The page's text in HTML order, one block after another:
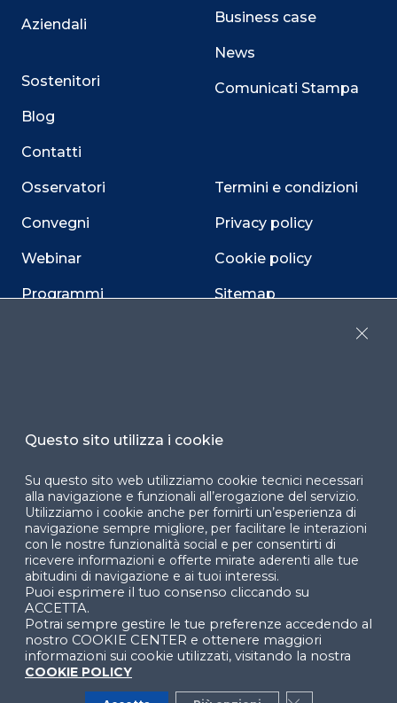
Aziendali
Sostenitori
Blog
Contatti
Osservatori
Convegni
Webinar
Programmi
Business case
News
Comunicati Stampa
Termini e condizioni
Privacy policy
Cookie policy
Sitemap
Facebook LinkedIn
YouTube X
Questo sito utilizza i cookie
Su questo sito web utilizziamo cookie tecnici necessari
alla navigazione e funzionali all’erogazione del servizio.
Utilizziamo i cookie anche per fornirti un’esperienza di
navigazione sempre migliore, per facilitare le interazioni
con le nostre funzionalità social e per consentirti di
ricevere informazioni e offerte mirate aderenti alle tue
abitudini di navigazione e ai tuoi interessi.
Puoi esprimere il tuo consenso cliccando su
ACCETTA.
Potrai sempre gestire le tue preferenze accedendo al
nostro COOKIE CENTER e ottenere maggiori
informazioni sui cookie utilizzati, visitando la nostra
COOKIE POLICY